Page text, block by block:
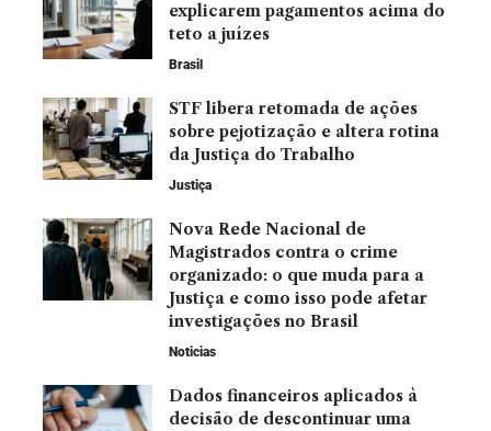
explicarem pagamentos acima do
teto a juízes
Brasil
STF libera retomada de ações
sobre pejotização e altera rotina
da Justiça do Trabalho
Justiça
Nova Rede Nacional de
Magistrados contra o crime
organizado: o que muda para a
Justiça e como isso pode afetar
investigações no Brasil
Noticias
Dados financeiros aplicados à
decisão de descontinuar uma